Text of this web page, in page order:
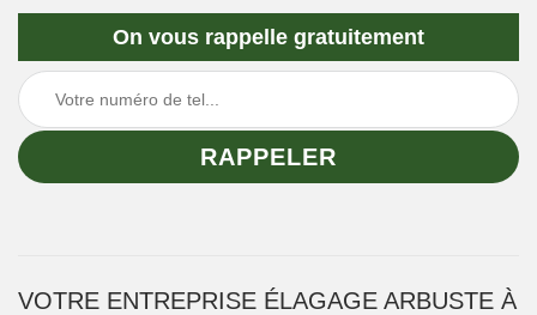
On vous rappelle gratuitement
VOTRE ENTREPRISE ÉLAGAGE ARBUSTE À